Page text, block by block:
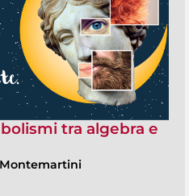
tra algebra e